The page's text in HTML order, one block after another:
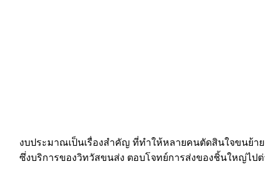
งบประมาณเป็นเรื่องสำคัญ ที่ทำให้หลายคนตัดสินใจขนย้า
ซึ่งบริการของวิทวัสขนส่ง ตอบโจทย์การส่งของชิ้นใหญ่ไปต่